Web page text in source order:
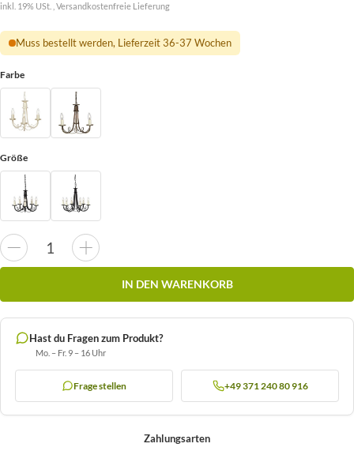
inkl. 19% USt. , Versandkostenfreie Lieferung
Muss bestellt werden, Lieferzeit 36-37 Wochen
Farbe
Größe
IN DEN WARENKORB
Hast du Fragen zum Produkt?
Mo. – Fr. 9 – 16 Uhr
Frage stellen +49 371 240 80 916
Zahlungsarten